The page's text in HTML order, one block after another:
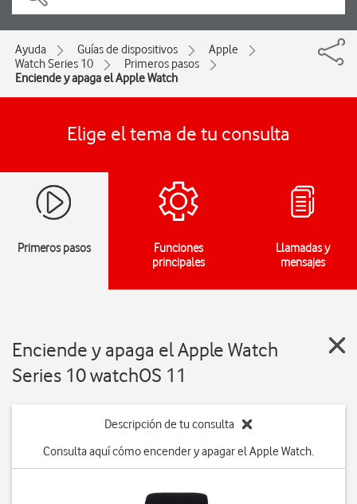
Ayuda Guías de dispositivos
Apple
Watch Series 10
Primeros pasos
Enciende y apaga el Apple Watch
Elige el tema de tu consulta
Primeros pasos
Funciones
principales
Llamadas y
mensajes
Enciende y apaga el Apple Watch
Series 10 watchOS 11
Descripción de tu consulta
Consulta aquí cómo encender y apagar el Apple Watch.